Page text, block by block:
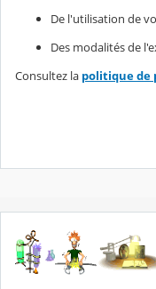
De l'utilisation de
Des modalités de
Consultez la politique de